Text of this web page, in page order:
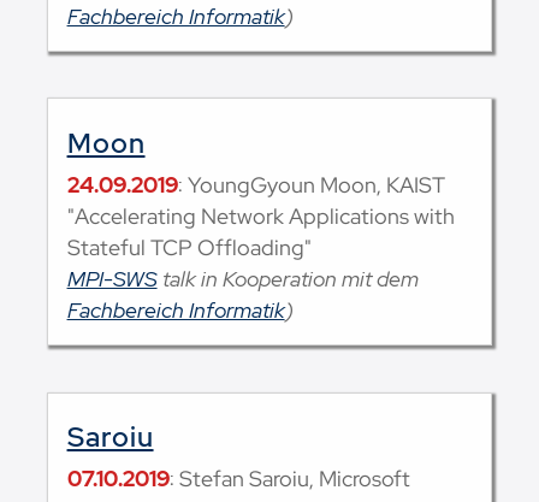
Fachbereich Informatik)
Moon
24.09.2019: YoungGyoun Moon, KAIST
"Accelerating Network Applications with
Stateful TCP Offloading"
MPI-SWStalk in Kooperation mit dem
Fachbereich Informatik)
Saroiu
07.10.2019: Stefan Saroiu, Microsoft